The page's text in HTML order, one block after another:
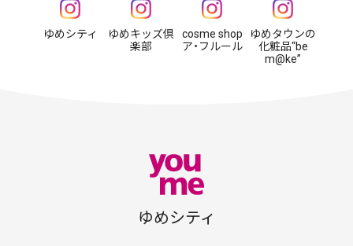
ゆめシティ
ゆめキッズ倶
楽部
cosme shop
ア・フルール
ゆめタウンの
化粧品“be
m@ke”
ゆめシティ